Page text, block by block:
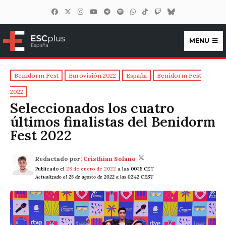
ESCplus España
MENU
Benidorm Fest Eurovisión 2022 España Benidorm Fest
2022
Seleccionados los cuatro
últimos finalistas del Benidorm
Fest 2022
Redactado por: Cristhian Solano
Publicado el 28 de enero de 2022 a las 00:15 CET
Actualizado el 25 de agosto de 2022 a las 02:42 CEST